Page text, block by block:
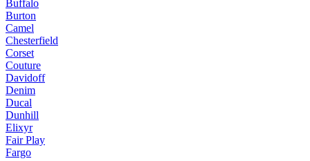
Buffalo
Burton
Camel
Chesterfield
Corset
Couture
Davidoff
Denim
Ducal
Dunhill
Elixyr
Fair Play
Fargo